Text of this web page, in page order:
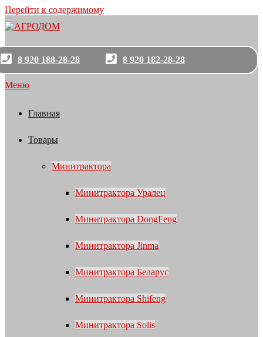
Перейти к содержимому
8 920 188-28-28 8 920 182-28-28
Меню
Главная
Товары
Минитрактора
Минитрактора Уралец
Минитрактора DongFeng
Минитрактора Jinma
Минитрактора Беларус
Минитрактора Shifeng
Минитрактора Solis